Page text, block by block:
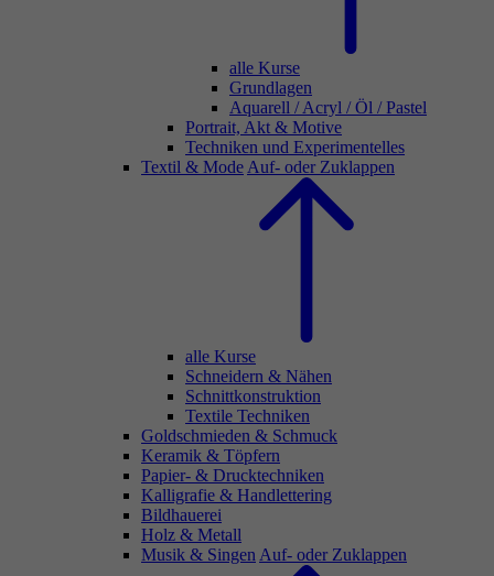
alle Kurse
Grundlagen
Aquarell / Acryl / Öl / Pastel
Portrait, Akt & Motive
Techniken und Experimentelles
Textil & Mode Auf- oder Zuklappen
alle Kurse
Schneidern & Nähen
Schnittkonstruktion
Textile Techniken
Goldschmieden & Schmuck
Keramik & Töpfern
Papier- & Drucktechniken
Kalligrafie & Handlettering
Bildhauerei
Holz & Metall
Musik & Singen Auf- oder Zuklappen